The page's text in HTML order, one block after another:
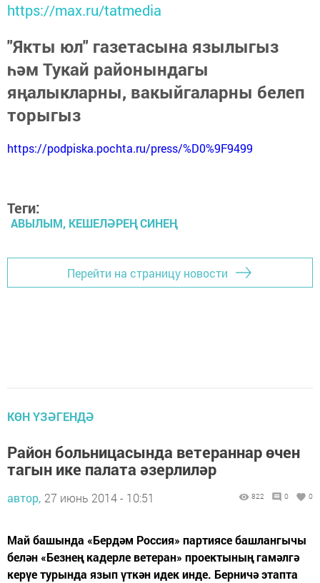
https://max.ru/tatmedia
"Якты юл" газетасына язылыгыз
һәм Тукай районындагы
яңалыкларны, вакыйгаларны белеп
торыгыз
https://podpiska.pochta.ru/press/%D0%9F9499
Теги:
АВЫЛЫМ, КЕШЕЛӘРЕҢ СИНЕҢ
Перейти на страницу новости
КӨН ҮЗӘГЕНДӘ
Район больницасында ветераннар өчен
тагын ике палата әзерлиләр
автор, 27 июнь 2014 - 10:51 822 0 0
Май башында «Бердәм Россия» партиясе башлангычы
белән «Безнең кадерле ветеран» проектының гамәлгә
керүе турында язып үткән идек инде. Берничә этапта